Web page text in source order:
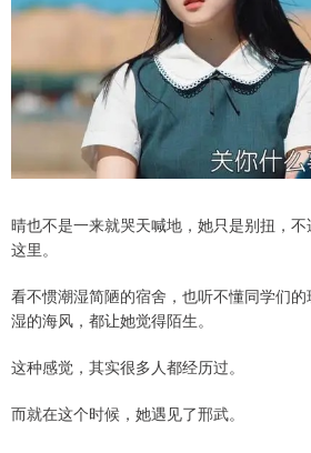
晴也不是一来就哭天喊地，她只是别扭，
这里。
看不惯潮湿简陋的宿舍，也听不懂同学们
湿的海风，都让她觉得陌生。
这种感觉，其实很多人都经历过。
而就在这个时候，她遇见了邢武。